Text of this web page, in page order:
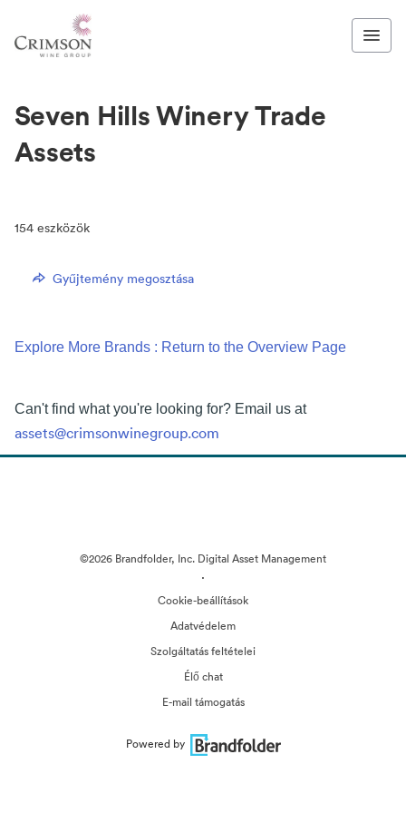
Seven Hills Winery Trade
Assets
154 eszközök
Gyűjtemény megosztása
Explore More Brands : Return to the Overview Page
Can't find what you're looking for? Email us at
assets@crimsonwinegroup.com
©2026 Brandfolder, Inc. Digital Asset Management
·
Cookie-beállítások
Adatvédelem
Szolgáltatás feltételei
Élő chat
E-mail támogatás
Powered by